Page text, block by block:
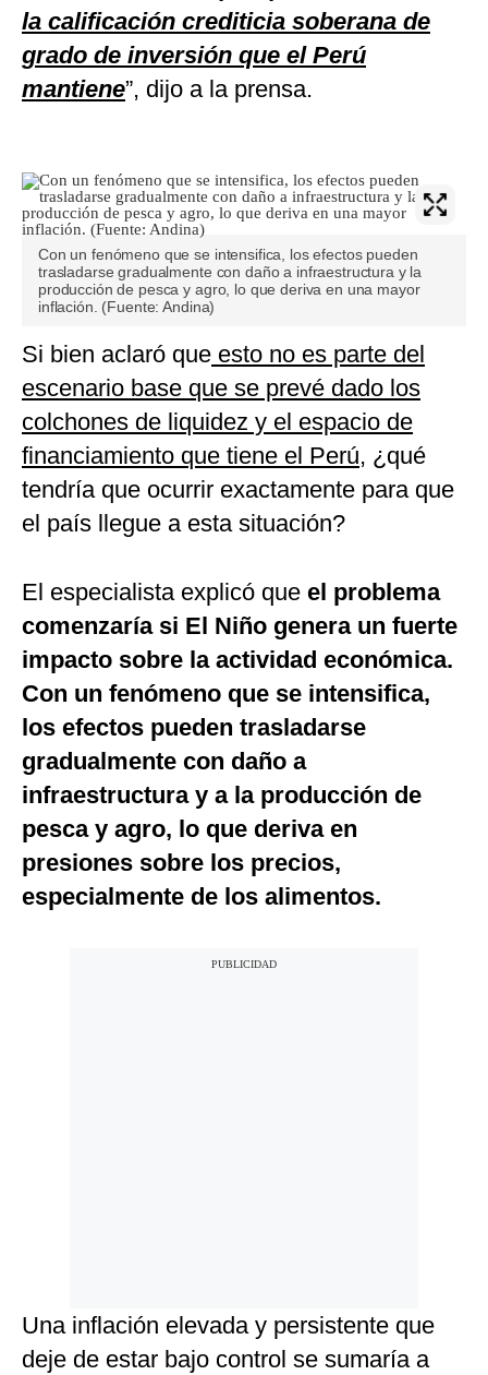
la calificación crediticia soberana de
grado de inversión que el Perú
mantiene”, dijo a la prensa.
Con un fenómeno que se intensifica, los efectos pueden
trasladarse gradualmente con daño a infraestructura y la
producción de pesca y agro, lo que deriva en una mayor
inflación. (Fuente: Andina)
Si bien aclaró que esto no es parte del
escenario base que se prevé dado los
colchones de liquidez y el espacio de
financiamiento que tiene el Perú, ¿qué
tendría que ocurrir exactamente para que
el país llegue a esta situación?
El especialista explicó que el problema
comenzaría si El Niño genera un fuerte
impacto sobre la actividad económica.
Con un fenómeno que se intensifica,
los efectos pueden trasladarse
gradualmente con daño a
infraestructura y a la producción de
pesca y agro, lo que deriva en
presiones sobre los precios,
especialmente de los alimentos.
Una inflación elevada y persistente que
deje de estar bajo control se sumaría a